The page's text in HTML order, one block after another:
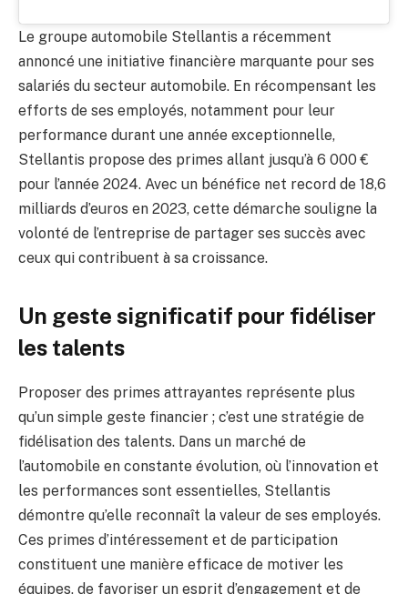
Le groupe automobile Stellantis a récemment
annoncé une initiative financière marquante pour ses
salariés du secteur automobile. En récompensant les
efforts de ses employés, notamment pour leur
performance durant une année exceptionnelle,
Stellantis propose des primes allant jusqu’à 6 000 €
pour l’année 2024. Avec un bénéfice net record de 18,6
milliards d’euros en 2023, cette démarche souligne la
volonté de l’entreprise de partager ses succès avec
ceux qui contribuent à sa croissance.
Un geste significatif pour fidéliser
les talents
Proposer des primes attrayantes représente plus
qu’un simple geste financier ; c’est une stratégie de
fidélisation des talents. Dans un marché de
l’automobile en constante évolution, où l’innovation et
les performances sont essentielles, Stellantis
démontre qu’elle reconnaît la valeur de ses employés.
Ces primes d’intéressement et de participation
constituent une manière efficace de motiver les
équipes, de favoriser un esprit d’engagement et de